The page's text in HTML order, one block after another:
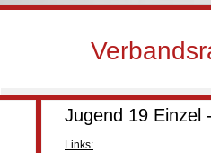
Jugend 19 Einzel
Links: